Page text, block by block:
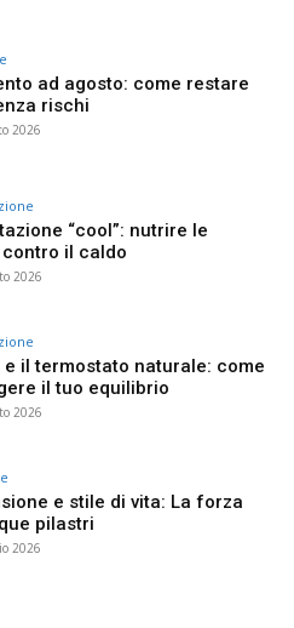
ad agosto: come restare
rischi
2026
“cool”: nutrire le
il caldo
2026
e il termostato naturale: come
il tuo equilibrio
2026
e stile di vita: La forza
pilastri
2026